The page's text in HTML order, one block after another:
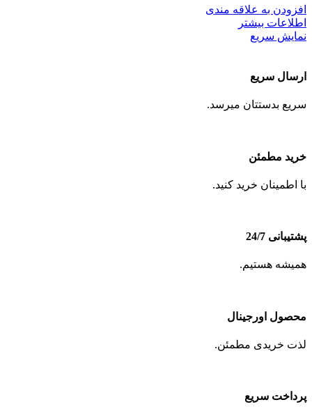
افزودن به علاقه مندی
اطلاعات بیشتر
نمایش سریع
ارسال سریع
سریع بدستتان میرسد.
خرید مطمئن
با اطمینان خرید کنید.
پشتیبانی 24/7
همیشه هستیم.
محصول اورجینال
لذت خریدی مطمئن.
پرداخت سریع